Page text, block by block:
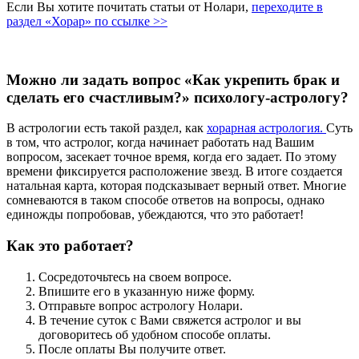
Если Вы хотите почитать статьи от Нолари, переходите в
раздел «Хорар» по ссылке >>
Можно ли задать вопрос «Как укрепить брак и
сделать его счастливым?» психологу-астрологу?
В астрологии есть такой раздел, как хорарная астрология. Суть
в том, что астролог, когда начинает работать над Вашим
вопросом, засекает точное время, когда его задает. По этому
времени фиксируется расположение звезд. В итоге создается
натальная карта, которая подсказывает верный ответ. Многие
сомневаются в таком способе ответов на вопросы, однако
единожды попробовав, убеждаются, что это работает!
Как это работает?
Сосредоточьтесь на своем вопросе.
Впишите его в указанную ниже форму.
Отправьте вопрос астрологу Нолари.
В течение суток с Вами свяжется астролог и вы
договоритесь об удобном способе оплаты.
После оплаты Вы получите ответ.